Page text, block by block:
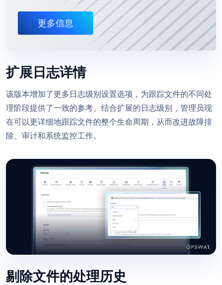
更多信息
扩展日志详情
该版本增加了更多日志级别设置选项，为跟踪文件的不同处
理阶段提供了一致的参考。结合扩展的日志级别，管理员现
在可以更详细地跟踪文件的整个生命周期，从而改进故障排
除、审计和系统监控工作。
剔除文件的处理历史